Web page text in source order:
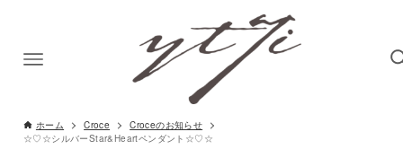
ホーム Croce
Croceのお知らせ
☆♡☆シルバーStar&Heartペンダント☆♡☆